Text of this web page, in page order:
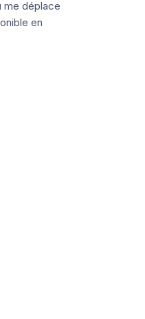
me déplace
en